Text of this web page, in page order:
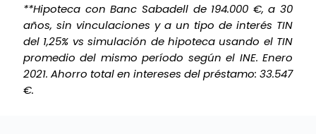
**Hipoteca con Banc Sabadell de 194.000 €, a 30
años, sin vinculaciones y a un tipo de interés TIN
del 1,25% vs simulación de hipoteca usando el TIN
promedio del mismo período según el INE. Enero
2021. Ahorro total en intereses del préstamo: 33.547
€.